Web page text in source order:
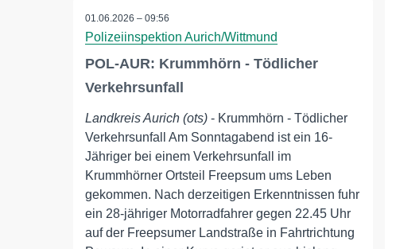
01.06.2026 – 09:56
Polizeiinspektion Aurich/Wittmund
POL-AUR: Krummhörn - Tödlicher
Verkehrsunfall
Landkreis Aurich (ots) - Krummhörn - Tödlicher
Verkehrsunfall Am Sonntagabend ist ein 16-
Jähriger bei einem Verkehrsunfall im
Krummhörner Ortsteil Freepsum ums Leben
gekommen. Nach derzeitigen Erkenntnissen fuhr
ein 28-jähriger Motorradfahrer gegen 22.45 Uhr
auf der Freepsumer Landstraße in Fahrtrichtung